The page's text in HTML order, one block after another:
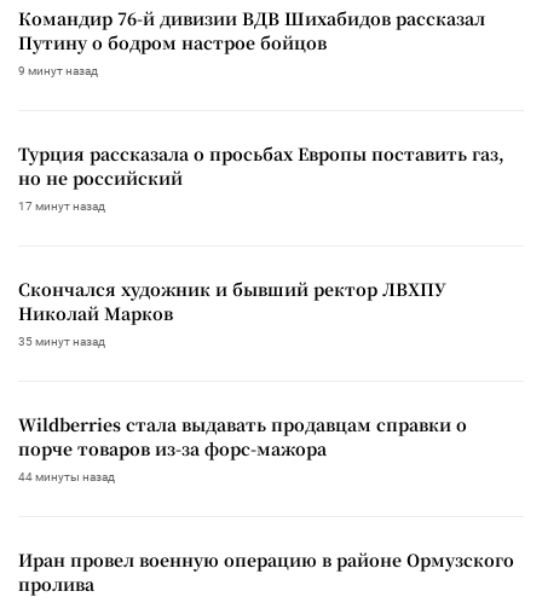
Командир 76-й дивизии ВДВ Шихабидов рассказал
Путину о бодром настрое бойцов
9 минут назад
Турция рассказала о просьбах Европы поставить газ,
но не российский
17 минут назад
Скончался художник и бывший ректор ЛВХПУ
Николай Марков
35 минут назад
Wildberries стала выдавать продавцам справки о
порче товаров из-за форс-мажора
44 минуты назад
Иран провел военную операцию в районе Ормузского
пролива